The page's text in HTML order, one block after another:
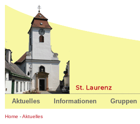
Aktuelles Informationen Gruppen
Home -Aktuelles